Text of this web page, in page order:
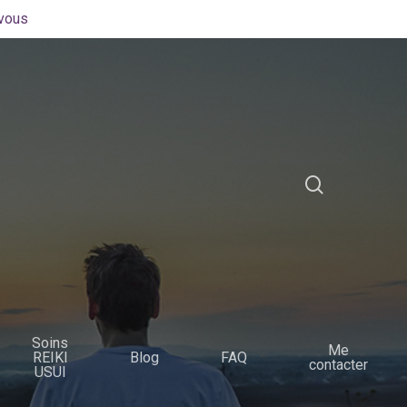
Soins
REIKI
USUI
Blog FAQ
Me
contacter